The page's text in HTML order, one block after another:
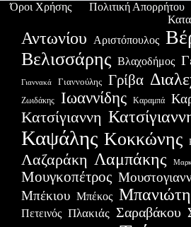
Όροι Χρήσης Πολιτική Απορρήτου
Αντωνίου Αριστόπουλος
Βελισσάρης Βλαχοδήμος
Γιαννακά Γιαννούλης Γρίβα
Ζωιδάκης Ιωαννίδης Καραμπά
Κατσίγιαννη
Καψάλης Κοκκώνης
Λαζαράκη Λαμπάκης
Μουγκοπέτρος
Μπέκιου Μπέκος
Πετεινός Πλακιάς Σαραβάκου